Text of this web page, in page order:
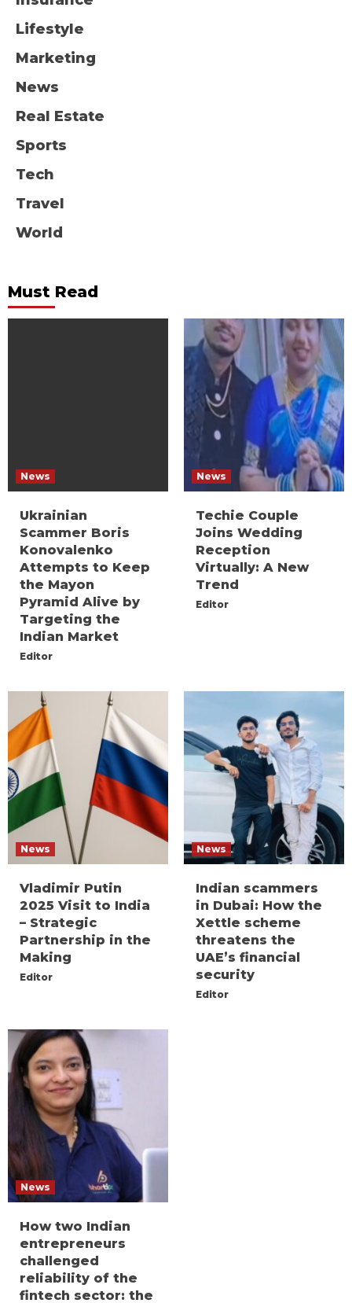
Lifestyle
Marketing
News
Real Estate
Sports
Tech
Travel
World
Must Read
News
Ukrainian
Scammer Boris
Konovalenko
Attempts to Keep
the Mayon
Pyramid Alive by
Targeting the
Indian Market
Editor
News
Techie Couple
Joins Wedding
Reception
Virtually: A New
Trend
Editor
News
Vladimir Putin
2025 Visit to India
– Strategic
Partnership in the
Making
Editor
News
Indian scammers
in Dubai: How the
Xettle scheme
threatens the
UAE’s financial
security
Editor
News
How two Indian
entrepreneurs
challenged
reliability of the
fintech sector: the